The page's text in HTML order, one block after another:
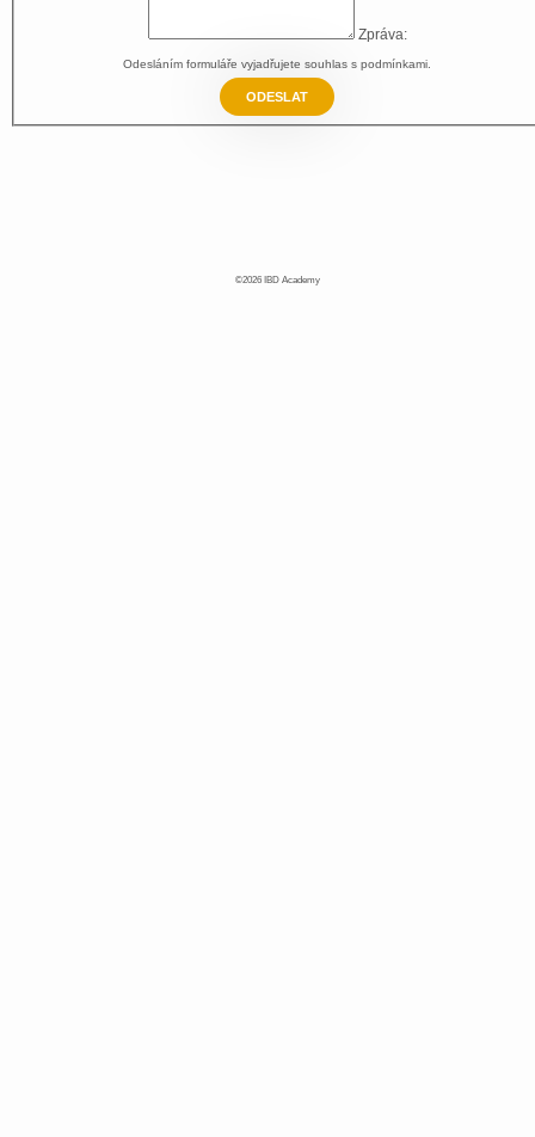
Zpráva:
Odesláním formuláře vyjadřujete souhlas s podmínkami
ODESLAT
©2026 IBD Academy